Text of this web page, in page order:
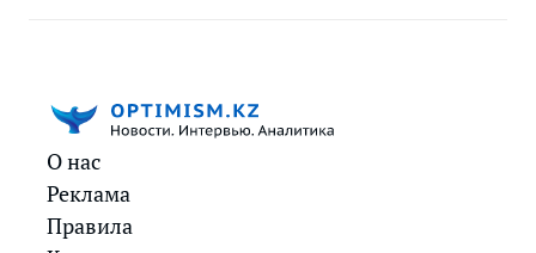
О нас
Реклама
Правила